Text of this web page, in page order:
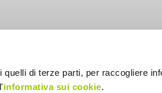
di terze parti, per raccogliere
informativa sui cookie.